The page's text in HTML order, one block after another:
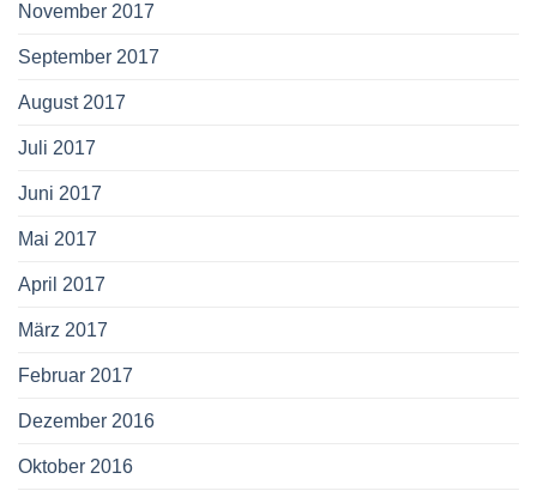
November 2017
September 2017
August 2017
Juli 2017
Juni 2017
Mai 2017
April 2017
März 2017
Februar 2017
Dezember 2016
Oktober 2016